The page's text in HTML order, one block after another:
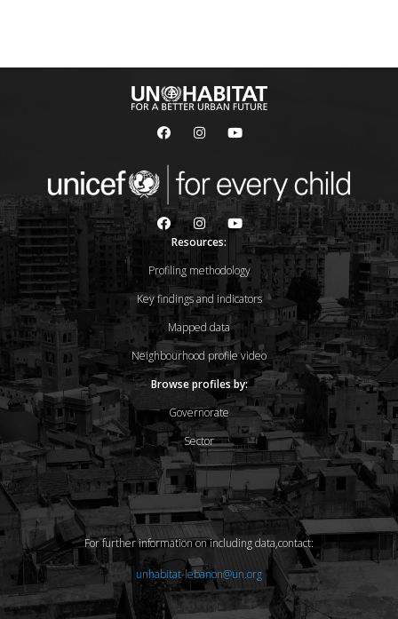
Resources:
Profiling methodology
Key findings and indicators
Mapped data
Neighbourhood profile video
Browse profiles by:
Governorate
Sector
For further information on including data,contact:
unhabitat-lebanon@un.org